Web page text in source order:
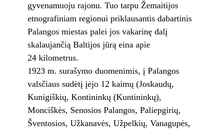
gyvenamuoju rajonu. Tuo tarpu Žemaitijos
etnografiniam regionui priklausantis dabartinis
Palangos miestas palei jos vakarinę dalį
skalaujančią Baltijos jūrą eina apie
24 kilometrus.
1923 m. surašymo duomenimis, į Palangos
valsčiaus sudėtį įėjo 12 kaimų (Joskaudų,
Kunigiškių, Kontininkų (Kuntininkų),
Monciškės, Senosios Palangos, Paliepgirių,
Šventosios, Užkanavės, Užpelkių, Vanagupės,